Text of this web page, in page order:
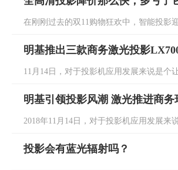
在刚刚过去的双11购物狂欢中，智能投影
明基推出三款商务激光投影
11月14日，对于投影机应用发展来说是个
明基引领投影风潮 激光推进商务
2018年11月14日，对于投影机应用发展来
投影会有蓝光辐射吗？